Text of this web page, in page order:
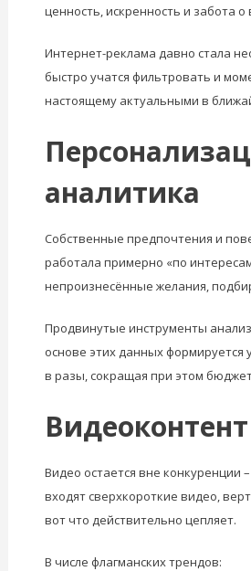
ценность, искренность и забота
Интернет-реклама давно стала
быстро учатся фильтровать и
настоящему актуальными в
аналитика
Собственные предпочтения и
работала примерно «по
непроизнесённые желания,
Продвинутые инструменты
основе этих данных формируется
в разы, сокращая при этом
Видео остается вне конкуренции
входят сверхкороткие видео,
вот что действительно цепляет.
В числе флагманских трендов: